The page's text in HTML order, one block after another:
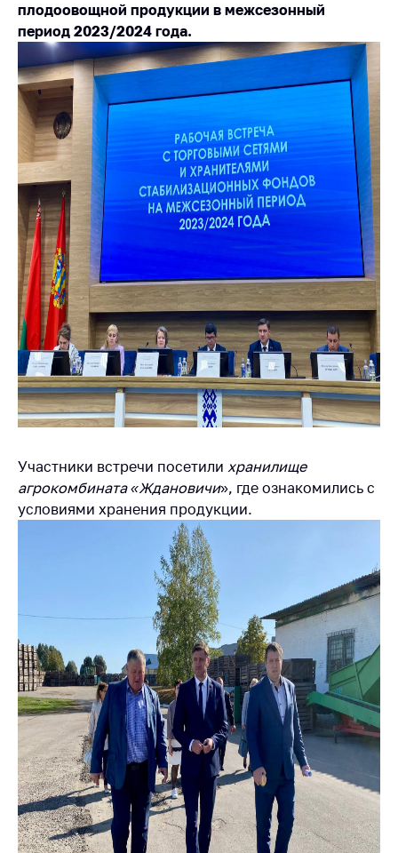
5 лет МАРТ
Деятельность
Ценовая политика
Антимонопольное
регулирование и
конкуренция
Торговля и услуги
Регулирование и
контроль закупок
Защита прав
потребителей
Регулирование
рекламной
деятельности
Международное
сотрудничество
регулирования
Биржевая торговля
деятельность в
персональных
данных
Новости
Обратиться в МАРТ
Личный прием
граждан и юр. лиц
Прямaя телефоннaя
линия
плодоовощной продукции в межсезонный
период 2023/2024 года.
Участники встречи посетили хранилище
агрокомбината «Ждановичи», где ознакомились с
условиями хранения продукции.